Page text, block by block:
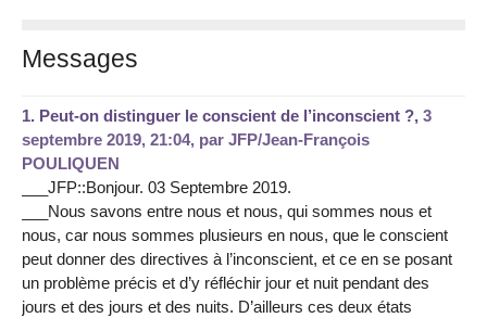
Messages
1. Peut-on distinguer le conscient de l’inconscient ?, 3
septembre 2019, 21:04, par JFP/Jean-François
POULIQUEN
___JFP::Bonjour. 03 Septembre 2019.
___Nous savons entre nous et nous, qui sommes nous et
nous, car nous sommes plusieurs en nous, que le conscient
peut donner des directives à l’inconscient, et ce en se posant
un problème précis et d’y réfléchir jour et nuit pendant des
jours et des jours et des nuits. D’ailleurs ces deux états